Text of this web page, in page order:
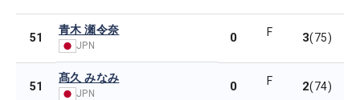
51
青木 瀬令奈
JPN
0 F 3(75)
51
髙久 みなみ
JPN 0 F 2(74)